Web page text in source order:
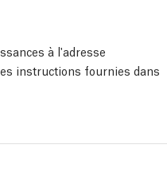
à l'adresse
instructions fournies dans